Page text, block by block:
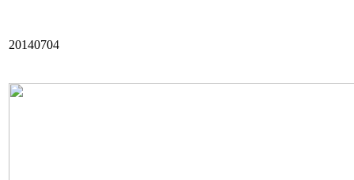
20140704